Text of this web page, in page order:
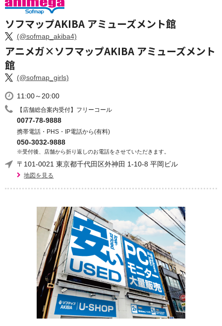
ソフマップAKIBA アミューズメント館
(@sofmap_akiba4)
アニメガ×ソフマップAKIBA アミューズメント
館
(@sofmap_girls)
11:00～20:00
【店舗総合案内受付】フリーコール
0077-78-9888
携帯電話・PHS・IP電話から(有料)
050-3032-9888
※受付後、店舗から折り返しのお電話をさせていただきます。
〒101-0021 東京都千代田区外神田 1-10-8 平岡ビル
地図を見る